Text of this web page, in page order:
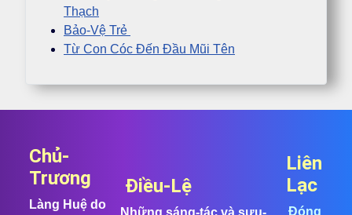
Thạch
Bảo-Vệ Trẻ
Từ Con Cóc Đến Đầu Mũi Tên
Chủ-
Trương
Làng Huệ do
Điều-Lệ
Những sáng-tác và sưu-
Liên
Lạc
Đóng